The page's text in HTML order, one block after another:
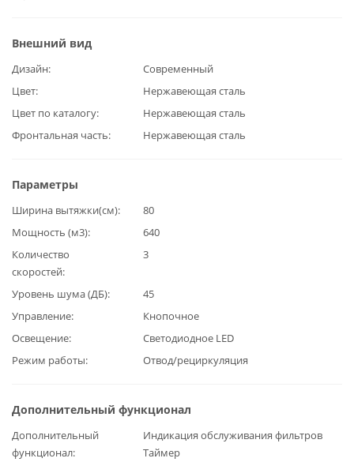
Внешний вид
Дизайн
Современный
Цвет
Нержавеющая сталь
Цвет по каталогу
Нержавеющая сталь
Фронтальная часть
Нержавеющая сталь
Параметры
Ширина вытяжки(см)
80
Мощность (м3)
640
Количество
скоростей
3
Уровень шума (ДБ)
45
Управление
Кнопочное
Освещение
Светодиодное LED
Режим работы
Отвод/рециркуляция
Дополнительный функционал
Дополнительный
функционал
Индикация обслуживания фильтров
Таймер